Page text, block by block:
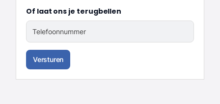
Of laat ons je terugbellen
Telefoonnummer
Versturen